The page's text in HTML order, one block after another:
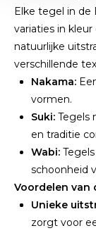
Elke tegel in de
variaties in
natuurlijke
verschillende
Nakama:
vormen.
Suki: Tegels
en traditie
Wabi:
schoonheid
Voordelen van
Unieke
zorgt voor